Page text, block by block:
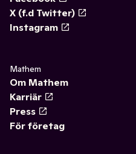
X (f.d Twitter)
Instagram
Mathem
Om Mathem
Karriär
Press
För företag